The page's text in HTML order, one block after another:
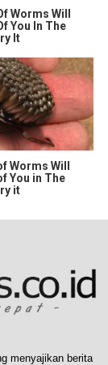
Worms Will
You In The
It
Worms Will
You in The
it
menyajikan berita